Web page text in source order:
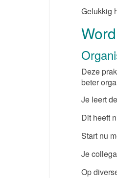
Gelukkig
Deze
beter
Je leert
Dit heeft
Start nu
Je
Op